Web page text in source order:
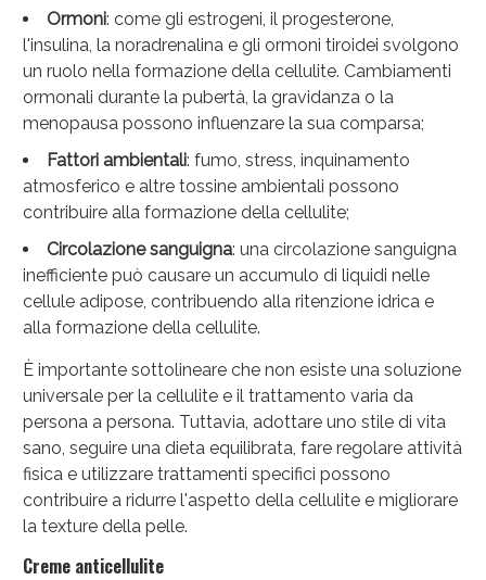
Ormoni: come gli estrogeni, il progesterone,
l'insulina, la noradrenalina e gli ormoni tiroidei svolgono
un ruolo nella formazione della cellulite. Cambiamenti
ormonali durante la pubertà, la gravidanza o la
menopausa possono influenzare la sua comparsa;
Fattori ambientali: fumo, stress, inquinamento
atmosferico e altre tossine ambientali possono
contribuire alla formazione della cellulite;
Circolazione sanguigna: una circolazione sanguigna
inefficiente può causare un accumulo di liquidi nelle
cellule adipose, contribuendo alla ritenzione idrica e
alla formazione della cellulite.
È importante sottolineare che non esiste una soluzione
universale per la cellulite e il trattamento varia da
persona a persona. Tuttavia, adottare uno stile di vita
sano, seguire una dieta equilibrata, fare regolare attività
fisica e utilizzare trattamenti specifici possono
contribuire a ridurre l'aspetto della cellulite e migliorare
la texture della pelle.
Creme anticellulite
Sconto fino al 55% disponibile oggi!
Vie Urinarie e Prostata: Sconti fino al 45% oggi!